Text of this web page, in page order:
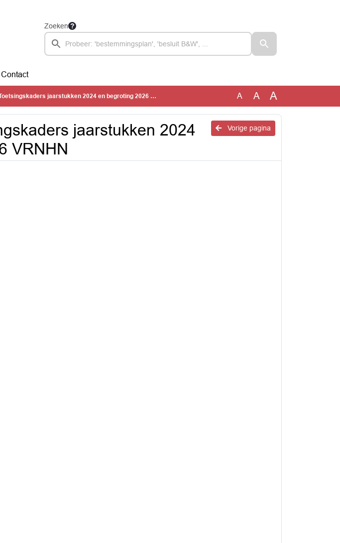
Zoeken
Contact
jaarstukken 2024 en begroting 2026 VRNHN A A A
Vorige pagina
jaarstukken 2024
VRNHN